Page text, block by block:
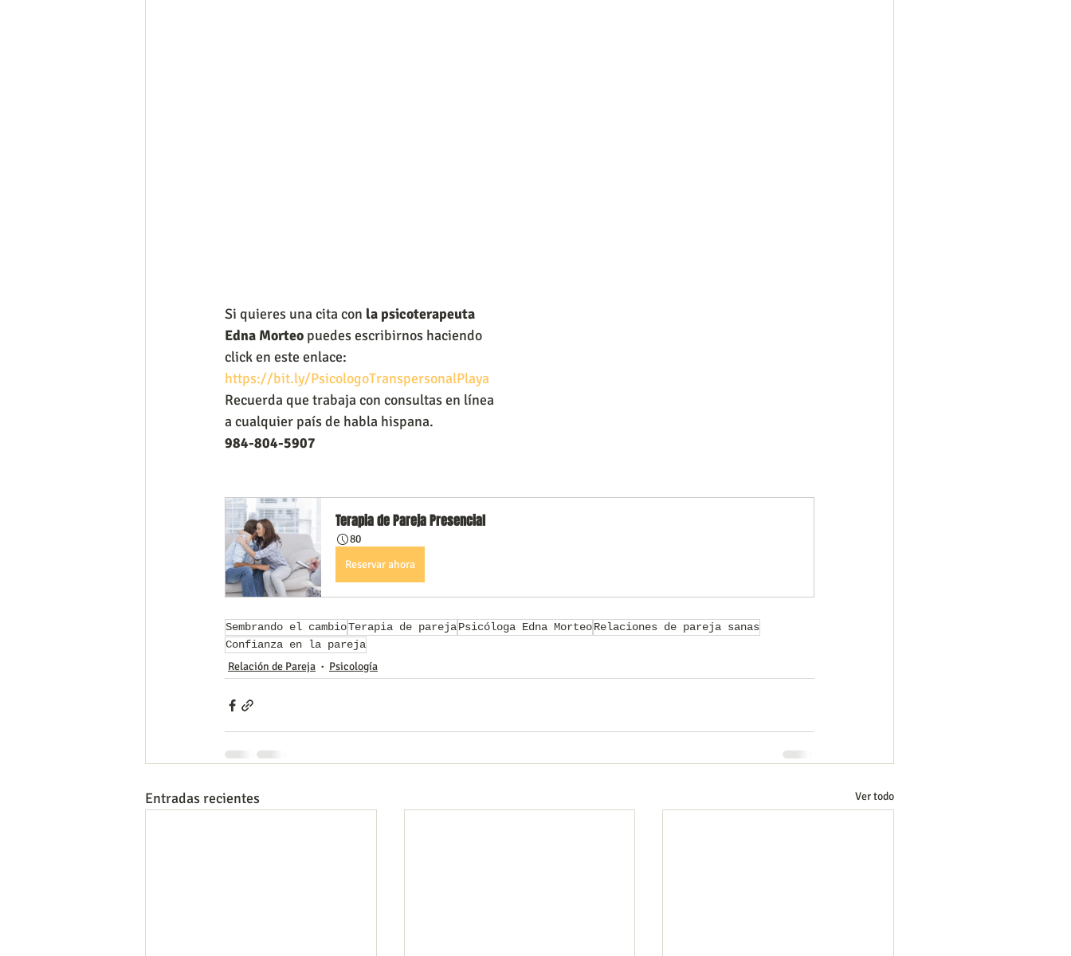
Si quieres una cita con la psicoterapeuta
Edna Morteo puedes escribirnos haciendo
click en este enlace:
https://bit.ly/PsicologoTranspersonalPlaya
Recuerda que trabaja con consultas en línea
a cualquier país de habla hispana.
984-804-5907
Terapia de Pareja Presencial
80
Reservar ahora
Sembrando el cambioTerapia de parejaPsicóloga Edna MorteoRelaciones de pareja sanas
Confianza en la pareja
Relación de Pareja Psicología
Entradas recientes Ver todo